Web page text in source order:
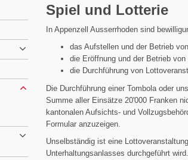
Spiel und Lotterie
In Appenzell Ausserrhoden sind
das Aufstellen und der Betrieb
die Eröffnung und der Betrieb von
die Durchführung von
Die Durchführung einer Tombola oder
Summe aller Einsätze 20'000 Franken
kantonalen Aufsichts- und
Formular anzuzeigen.
Unselbständig ist eine
Unterhaltungsanlasses durchgeführt